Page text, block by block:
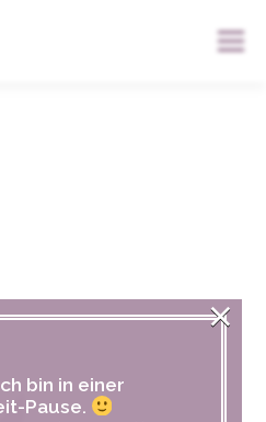
Menü
bin in einer
Pause.
×